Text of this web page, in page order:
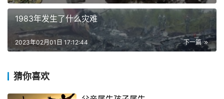
1983年发生了什么灾难
下一篇
2023年02月01日 17:12:44
猜你喜欢